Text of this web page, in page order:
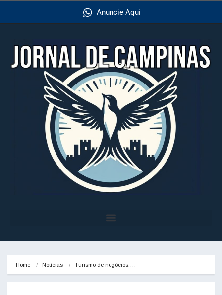
Anuncie Aqui
Home Notícias Turismo de negócios:…